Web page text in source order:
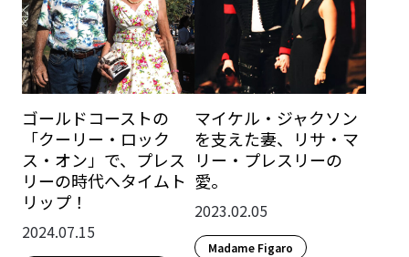
ゴールドコーストの
「クーリー・ロック
ス・オン」で、プレス
リーの時代へタイムト
リップ！
2024.07.15
マイケル・ジャクソン
を支えた妻、リサ・マ
リー・プレスリーの
愛。
2023.02.05
Madame Figaro